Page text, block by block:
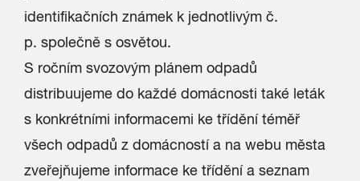
identifikačních známek k jednotlivým č.
p. společně s osvětou.
S ročním svozovým plánem odpadů
distribuujeme do každé domácnosti také leták
s konkrétními informacemi ke třídění téměř
všech odpadů z domácností a na webu města
zveřejňujeme informace ke třídění a seznam